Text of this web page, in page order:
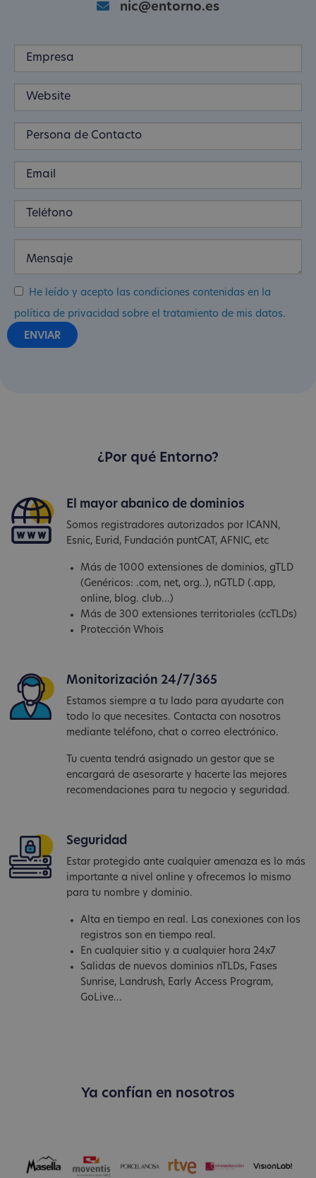
nic@entorno.es
He leído y acepto las condiciones contenidas en la
política de privacidad sobre el tratamiento de mis datos.
¿Por qué Entorno?
El mayor abanico de dominios
Somos registradores autorizados por ICANN,
Esnic, Eurid, Fundación puntCAT, AFNIC, etc
Más de 1000 extensiones de dominios, gTLD
(Genéricos: .com, net, org..), nGTLD (.app,
online, blog. club...)
Más de 300 extensiones territoriales (ccTLDs)
Protección Whois
Monitorización 24/7/365
Estamos siempre a tu lado para ayudarte con
todo lo que necesites. Contacta con nosotros
mediante teléfono, chat o correo electrónico.
Tu cuenta tendrá asignado un gestor que se
encargará de asesorarte y hacerte las mejores
recomendaciones para tu negocio y seguridad.
Seguridad
Estar protegido ante cualquier amenaza es lo más
importante a nivel online y ofrecemos lo mismo
para tu nombre y dominio.
Alta en tiempo en real. Las conexiones con los
registros son en tiempo real.
En cualquier sitio y a cualquier hora 24x7
Salidas de nuevos dominios nTLDs, Fases
Sunrise, Landrush, Early Access Program,
GoLive...
Ya confían en nosotros